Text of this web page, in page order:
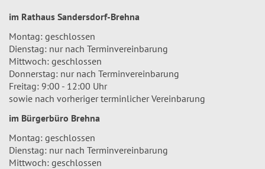
im Rathaus Sandersdorf-Brehna
Montag: geschlossen
Dienstag: nur nach Terminvereinbarung
Mittwoch: geschlossen
Donnerstag: nur nach Terminvereinbarung
Freitag: 9:00 - 12:00 Uhr
sowie nach vorheriger terminlicher Vereinbarung
im Bürgerbüro Brehna
Montag: geschlossen
Dienstag: nur nach Terminvereinbarung
Mittwoch: geschlossen